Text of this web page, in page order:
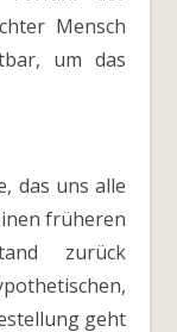
Mensch
um das
das uns alle
früheren
zurück
geht